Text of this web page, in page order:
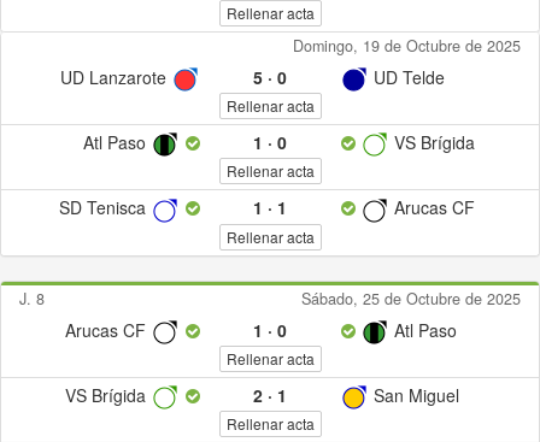
Rellenar acta
Domingo, 19 de Octubre de 2025
UD Lanzarote 5· 0 UD Telde
Rellenar acta
Atl Paso 1 · 0 VS Brígida
Rellenar acta
SD Tenisca 1 · 1 Arucas CF
Rellenar acta
J. 8 Sábado, 25 de Octubre de 2025
Arucas CF 1 · 0 Atl Paso
Rellenar acta
VS Brígida 2· 1 San Miguel
Rellenar acta